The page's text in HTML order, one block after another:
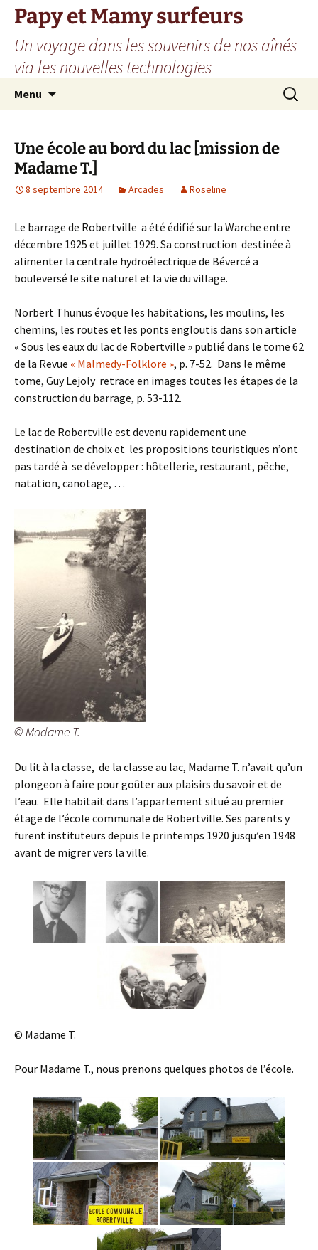
Aller
contenu
Papy et Mamy surfeurs
Un voyage dans les souvenirs de nos aînés
via les nouvelles technologies
Menu
Une école au bord du lac [mission de
Madame T.]
8 septembre 2014 Arcades Roseline
Le barrage de Robertville a été édifié sur la Warche entre
décembre 1925 et juillet 1929. Sa construction destinée à
alimenter la centrale hydroélectrique de Bévercé a
bouleversé le site naturel et la vie du village.
Norbert Thunus évoque les habitations, les moulins, les
chemins, les routes et les ponts engloutis dans son article
« Sous les eaux du lac de Robertville » publié dans le tome 62
de la Revue « Malmedy-Folklore », p. 7-52. Dans le même
tome, Guy Lejoly retrace en images toutes les étapes de la
construction du barrage, p. 53-112.
Le lac de Robertville est devenu rapidement une
destination de choix et les propositions touristiques n’ont
pas tardé à se développer : hôtellerie, restaurant, pêche,
natation, canotage, …
© Madame T.
Du lit à la classe, de la classe au lac, Madame T. n’avait qu’un
plongeon à faire pour goûter aux plaisirs du savoir et de
l’eau. Elle habitait dans l’appartement situé au premier
étage de l’école communale de Robertville. Ses parents y
furent instituteurs depuis le printemps 1920 jusqu’en 1948
avant de migrer vers la ville.
© Madame T.
Pour Madame T., nous prenons quelques photos de l’école.